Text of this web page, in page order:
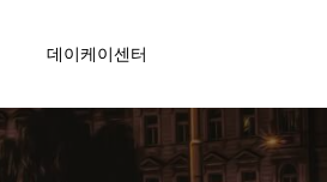
데이케이센터